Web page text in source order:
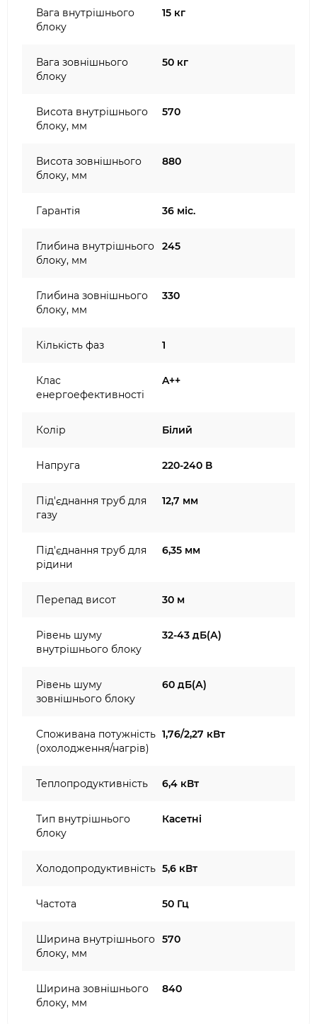
Вага внутрішнього
блоку
15 кг
Вага зовнішнього
блоку
50 кг
Висота внутрішнього
блоку, мм
570
Висота зовнішнього
блоку, мм
880
Гарантія 36 міс.
Глибина внутрішнього
блоку, мм
245
Глибина зовнішнього
блоку, мм
330
Кількість фаз 1
Клас
енергоефективності
A++
Колір Білий
Напруга 220-240 В
Під'єднання труб для
газу
12,7 мм
Під'єднання труб для
рідини
6,35 мм
Перепад висот 30 м
Рівень шуму
внутрішнього блоку
32-43 дБ(А)
Рівень шуму
зовнішнього блоку
60 дБ(А)
Споживана потужність
(охолодження/нагрів)
1,76/2,27 кВт
Теплопродуктивність 6,4 кВт
Тип внутрішнього
блоку
Касетні
Холодопродуктивність 5,6 кВт
Частота 50 Гц
Ширина внутрішнього
блоку, мм
570
Ширина зовнішнього
блоку, мм
840